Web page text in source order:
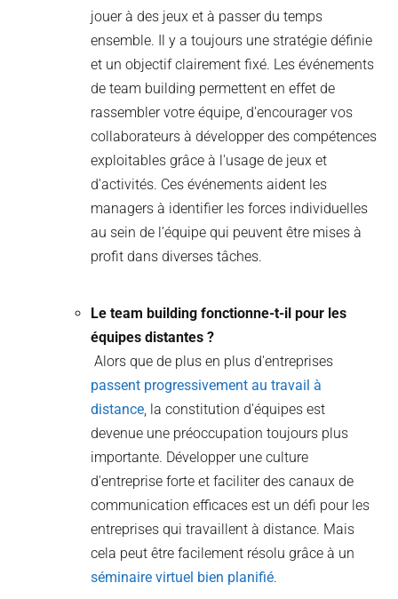
jouer à des jeux et à passer du temps
ensemble. Il y a toujours une stratégie définie
et un objectif clairement fixé. Les événements
de team building permettent en effet de
rassembler votre équipe, d'encourager vos
collaborateurs à développer des compétences
exploitables grâce à l'usage de jeux et
d'activités. Ces événements aident les
managers à identifier les forces individuelles
au sein de l’équipe qui peuvent être mises à
profit dans diverses tâches.
Le team building fonctionne-t-il pour les
équipes distantes ?
Alors que de plus en plus d'entreprises
passent progressivement au travail à
distance, la constitution d'équipes est
devenue une préoccupation toujours plus
importante. Développer une culture
d'entreprise forte et faciliter des canaux de
communication efficaces est un défi pour les
entreprises qui travaillent à distance. Mais
cela peut être facilement résolu grâce à un
séminaire virtuel bien planifié.